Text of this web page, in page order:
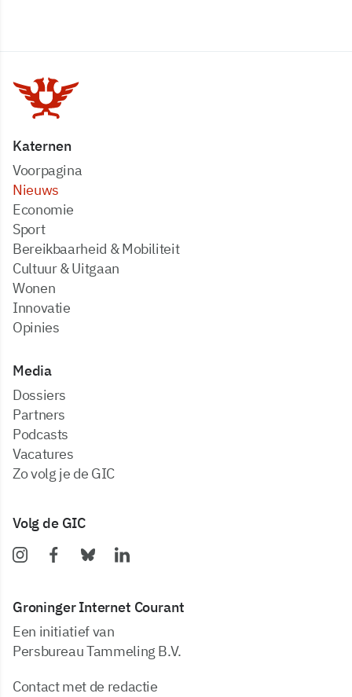
Katernen
Voorpagina
Nieuws
Economie
Sport
Bereikbaarheid & Mobiliteit
Cultuur & Uitgaan
Wonen
Innovatie
Opinies
Media
dossiers
partners
podcasts
vacatures
zo volg je de GIC
Volg de GIC
Groninger Internet Courant
Een initiatief van
Persbureau Tammeling B.V.
Contact met de redactie